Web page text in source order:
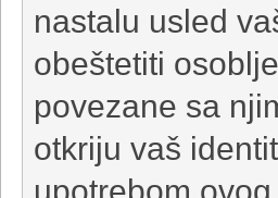
nastalu usled
obeštetiti
povezane sa
otkriju vaš
upotrebom